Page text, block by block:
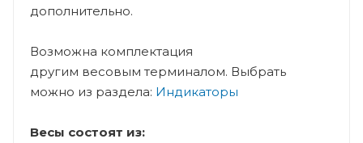
дополнительно.
Возможна комплектация
другим весовым терминалом. Выбрать
можно из раздела: Индикаторы
Весы состоят из: